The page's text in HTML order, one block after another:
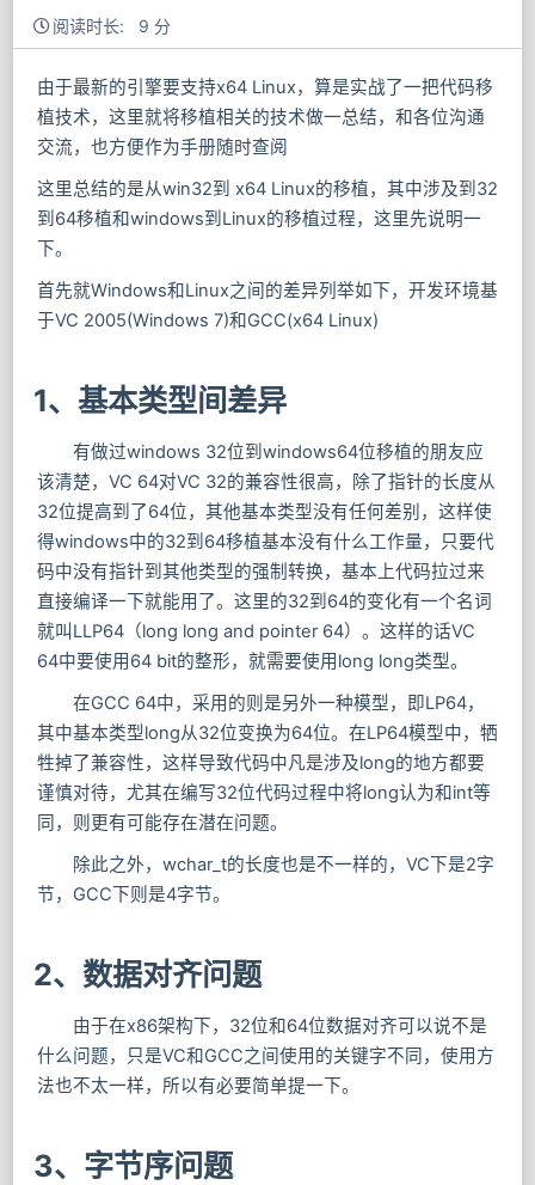
阅读时长: 9 分
由于最新的引擎要支持x64 Linux，算是实战了一把代码移
植技术，这里就将移植相关的技术做一总结，和各位沟通
交流，也方便作为手册随时查阅
这里总结的是从win32到 x64 Linux的移植，其中涉及到32
到64移植和windows到Linux的移植过程，这里先说明一
下。
首先就Windows和Linux之间的差异列举如下，开发环境基
于VC 2005(Windows 7)和GCC(x64 Linux)
1、基本类型间差异
有做过windows 32位到windows64位移植的朋友应
该清楚，VC 64对VC 32的兼容性很高，除了指针的长度从
32位提高到了64位，其他基本类型没有任何差别，这样使
得windows中的32到64移植基本没有什么工作量，只要代
码中没有指针到其他类型的强制转换，基本上代码拉过来
直接编译一下就能用了。这里的32到64的变化有一个名词
就叫LLP64（long long and pointer 64）。这样的话VC
64中要使用64 bit的整形，就需要使用long long类型。
在GCC 64中，采用的则是另外一种模型，即LP64，
其中基本类型long从32位变换为64位。在LP64模型中，牺
牲掉了兼容性，这样导致代码中凡是涉及long的地方都要
谨慎对待，尤其在编写32位代码过程中将long认为和int等
同，则更有可能存在潜在问题。
除此之外，wchar_t的长度也是不一样的，VC下是2字
节，GCC下则是4字节。
2、数据对齐问题
由于在x86架构下，32位和64位数据对齐可以说不是
什么问题，只是VC和GCC之间使用的关键字不同，使用方
法也不太一样，所以有必要简单提一下。
3、字节序问题